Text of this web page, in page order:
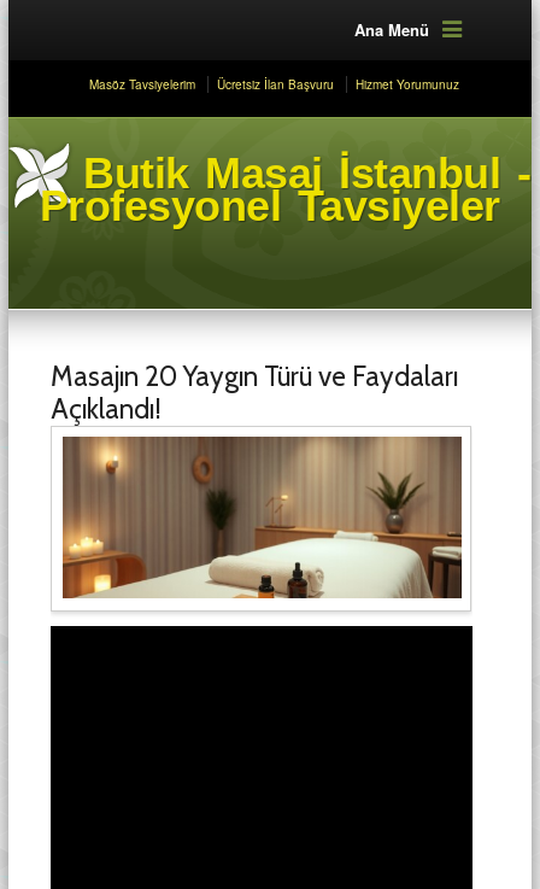
Ana Menü
Masöz Tavsiyelerim Ücretsiz İlan Başvuru Hizmet Yorumunuz
Butik Masaj İstanbul -
Profesyonel Tavsiyeler
Masajın 20 Yaygın Türü ve Faydaları
Açıklandı!